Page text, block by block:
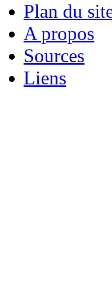
Plan du
A propos
Sources
Liens